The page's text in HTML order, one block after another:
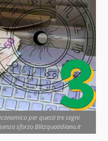
per questi tre segni
sforzo Blitzquotidiano.it